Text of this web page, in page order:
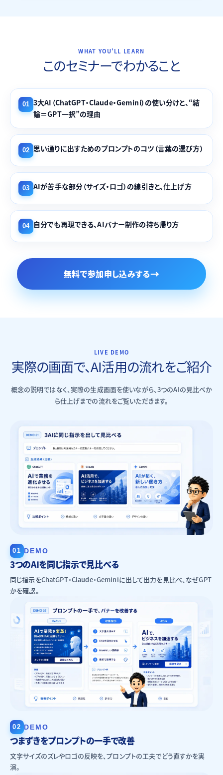
WHAT YOU'LL LEARN
このセミナーでわかること
01 3大AI（ChatGPT・Claude・Gemini）の使い分けと、“結
論＝GPT一択”の理由
02 思い通りに出すためのプロンプトのコツ（言葉の選び方）
03 AIが苦手な部分（サイズ・ロゴ）の線引きと、仕上げ方
04 自分でも再現できる、AIバナー制作の持ち帰り方
無料で参加申し込みする
LIVE DEMO
実際の画面で、AI活用の流れをご紹介
概念の説明ではなく、実際の生成画面を使いながら、3つのAIの見比べか
ら仕上げまでの流れをご覧いただきます。
01 DEMO
3つのAIを同じ指示で見比べる
同じ指示をChatGPT・Claude・Geminiに出して出力を見比べ、なぜGPT
かを確認。
02 DEMO
つまずきをプロンプトの一手で改善
文字サイズのズレやロゴの反映を、プロンプトの工夫でどう直すかを実
演。